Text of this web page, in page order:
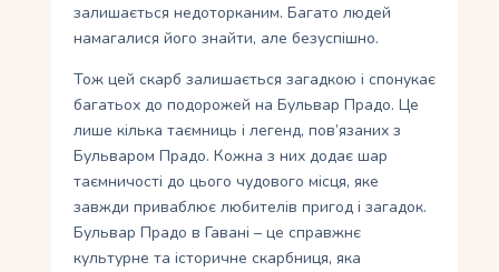
залишається недоторканим. Багато людей
намагалися його знайти, але безуспішно.
Тож цей скарб залишається загадкою і спонукає
багатьох до подорожей на Бульвар Прадо. Це
лише кілька таємниць і легенд, пов’язаних з
Бульваром Прадо. Кожна з них додає шар
таємничості до цього чудового місця, яке
завжди приваблює любителів пригод і загадок.
Бульвар Прадо в Гавані – це справжнє
культурне та історичне скарбниця, яка